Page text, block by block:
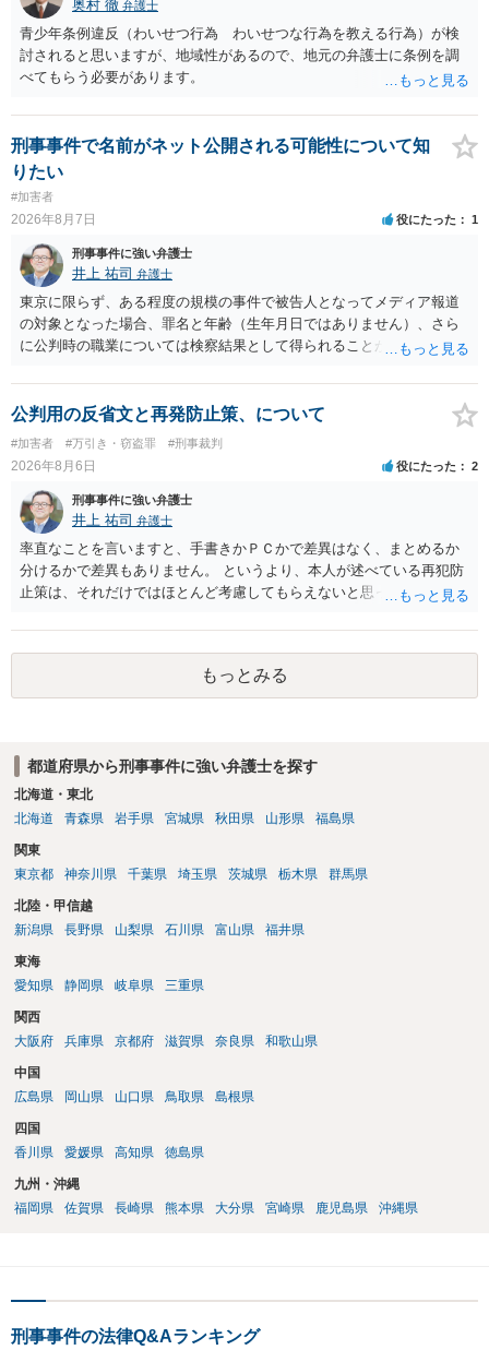
しょう。 【質問２】 見せようと思っていないことは，服を着たりする
行為から明らかです。したがいまして，注意を受けることさえありま
せん。まして，刑罰として罰せられることもありません。 【質問３】
以上のように犯罪の嫌疑が否定されますから，逮捕勾留される可能性
が成立することが前提ですので，不起訴とする理由としても前提を欠
いています。不起訴にするにしても，不起訴の可能性はありません。
あえて不起訴の理由を挙げるなら，「嫌疑不十分」か「嫌疑なし」で
す。
奥村 徹 弁護士
青少年条例違反（わいせつ行為 わいせつな行為を教える行為）が検
討されると思いますが、地域性があるので、地元の弁護士に条例を調
べてもらう必要があります。
刑事事件で名前がネット公開される可能性について知
りたい
#加害者
2026年8月7日 役にたった 1
刑事事件に強い弁護士
井上 祐司 弁護士
東京に限らず、ある程度の規模の事件で被告人となってメディア報道
の対象となった場合、罪名と年齢（生年月日ではありません）、さら
に公判時の職業については検察結果として得られることが通常です。
公判用の反省文と再発防止策、について
#加害者 #万引き・窃盗罪 #刑事裁判
2026年8月6日 役にたった 2
刑事事件に強い弁護士
井上 祐司 弁護士
率直なことを言いますと、手書きかＰＣかで差異はなく、まとめるか
分けるかで差異もありません。 というより、本人が述べている再犯防
止策は、それだけではほとんど考慮してもらえないと思った方が良い
やカウンセリング・治療の内容 ・利用している再犯防止策（例えば保
護観察所と連携した職業支援の内容や具体的な就労・監督状況） ・監
督者の証言 など、証拠で担保された客観性と実現可能性があるもので
なければあまり意味がありません。 もともと執行猶予が狙える事案で
いうのが実感です。
もっとみる
都道府県から刑事事件に強い弁護士を探す
北海道・東北
北海道
青森県 岩手県 宮城県 秋田県 山形県 福島県
関東
東京都
神奈川県 千葉県 埼玉県 茨城県 栃木県 群馬県
北陸・甲信越
新潟県
長野県 山梨県 石川県 富山県 福井県
東海
愛知県
静岡県 岐阜県 三重県
関西
大阪府
兵庫県 京都府 滋賀県 奈良県 和歌山県
中国
広島県
岡山県 山口県 鳥取県 島根県
四国
香川県
愛媛県 高知県 徳島県
九州・沖縄
福岡県
佐賀県 長崎県 熊本県 大分県 宮崎県 鹿児島県 沖縄県
刑事事件の法律Q&Aランキング